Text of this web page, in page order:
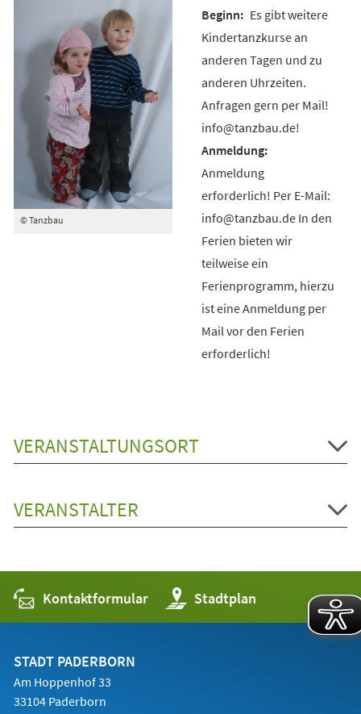
© Tanzbau
Es gibt weitere
Kindertanzkurse an
anderen Tagen und zu
anderen Uhrzeiten.
Anfragen gern per Mail!
info@tanzbau.de!
Anmeldung
erforderlich! Per E-Mail:
info@tanzbau.de In den
Ferien bieten wir
teilweise ein
Ferienprogramm, hierzu
ist eine Anmeldung per
Mail vor den Ferien
erforderlich!
VERANSTALTUNGSORT
VERANSTALTER
Kontaktformular Stadtplan
(Öffnet
in
einem
STADT PADERBORN
Am Hoppenhof 33
33104 Paderborn